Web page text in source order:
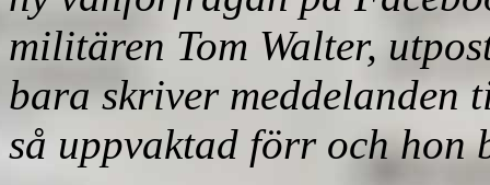
militären Tom Walter,
bara skriver
så uppvaktad förr och